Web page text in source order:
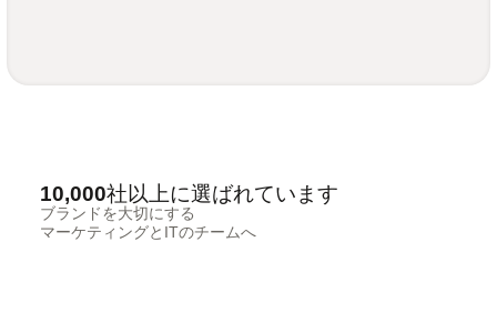
10,000社以上に選ばれています
ブランドを大切にする
マーケティングとITのチームへ